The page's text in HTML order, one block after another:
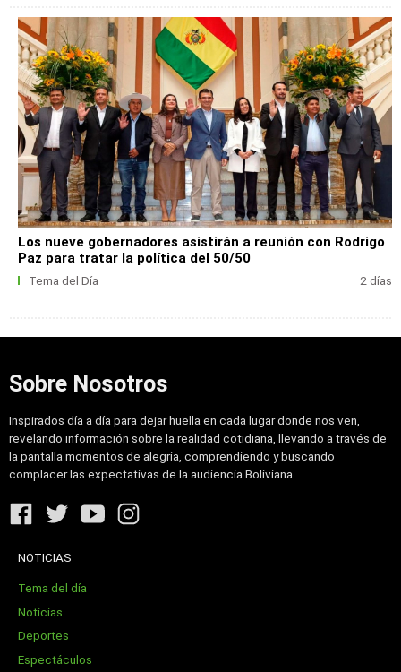
Los nueve gobernadores asistirán a reunión con Rodrigo
Paz para tratar la política del 50/50
Tema del Día 2 días
Sobre Nosotros
Inspirados día a día para dejar huella en cada lugar donde nos ven,
revelando información sobre la realidad cotidiana, llevando a través de
la pantalla momentos de alegría, comprendiendo y buscando
complacer las expectativas de la audiencia Boliviana.
NOTICIAS
Tema del día
Noticias
Deportes
Espectáculos